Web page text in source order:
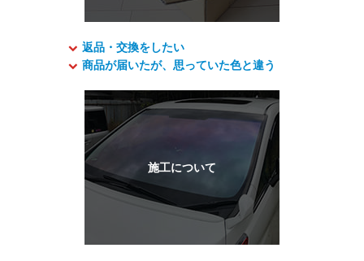
返品・交換をしたい
商品が届いたが、思っていた色と違う